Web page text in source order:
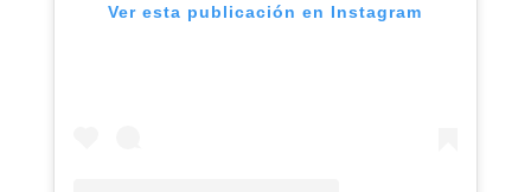
Ver esta publicación en Instagram